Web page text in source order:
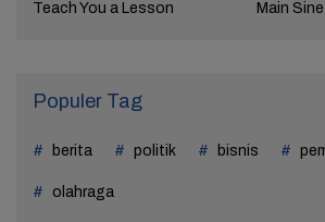
Teach You a Lesson
Main
Populer Tag
berita politik bisnis
olahraga